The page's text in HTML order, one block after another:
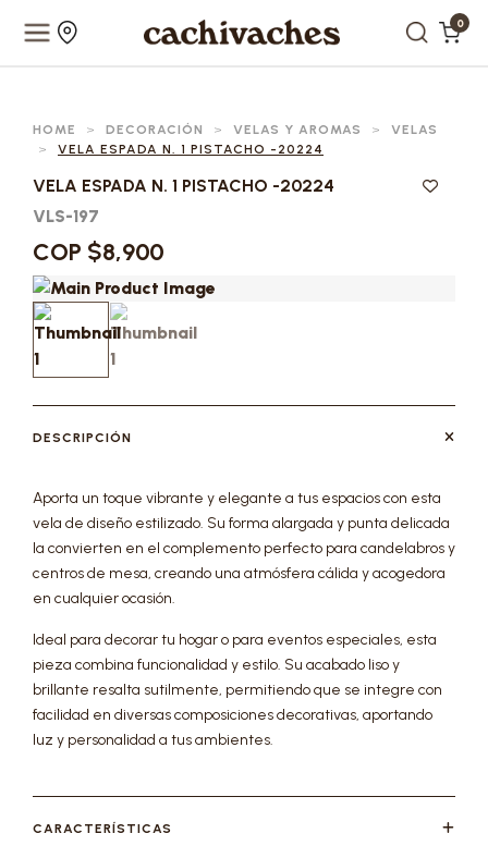
0
HOME > DECORACIÓN > VELAS Y AROMAS >
VELAS
>
VELA ESPADA N. 1 PISTACHO -20224
VELA ESPADA N. 1 PISTACHO -20224
VLS-197
COP $8,900
DESCRIPCIÓN
Aporta un toque vibrante y elegante a tus espacios con esta
vela de diseño estilizado. Su forma alargada y punta delicada
la convierten en el complemento perfecto para candelabros y
centros de mesa, creando una atmósfera cálida y acogedora
en cualquier ocasión.
Ideal para decorar tu hogar o para eventos especiales, esta
pieza combina funcionalidad y estilo. Su acabado liso y
brillante resalta sutilmente, permitiendo que se integre con
facilidad en diversas composiciones decorativas, aportando
luz y personalidad a tus ambientes.
CARACTERÍSTICAS